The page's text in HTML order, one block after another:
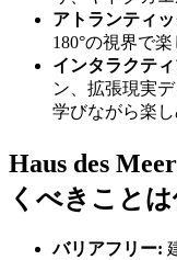
アトランティ
180°の視界で
インタラクテ
ン、拡張現実
学びながら楽し
Haus des
くべきこと
バリアフリー: